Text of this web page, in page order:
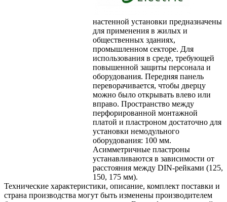
настенной установки предназначены
для применения в жилых и
общественных зданиях,
промышленном секторе. Для
использования в среде, требующей
повышенной защиты персонала и
оборудования. Передняя панель
переворачивается, чтобы дверцу
можно было открывать влево или
вправо. Пространство между
перфорированной монтажной
платой и пластроном достаточно для
установки немодульного
оборудования: 100 мм.
Асимметричные пластроны
устанавливаются в зависимости от
расстояния между DIN-рейками (125,
150, 175 мм).
Технические характеристики, описание, комплект поставки и
страна производства могут быть изменены производителем